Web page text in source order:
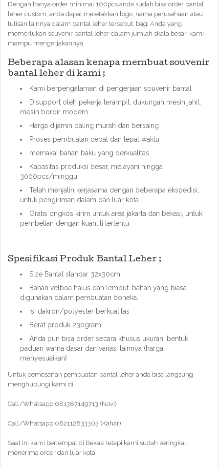
Dengan hanya order minimal 100pcs anda sudah bisa order bantal
leher custom, anda dapat meletakkan logo, nama perusahaan atau
tulisan lainnya dalam bantal leher tersebut. bagi Anda yang
memerlukan souvenir bantal leher dalam jumlah skala besar, kami
mampu mengerjakannya.
Beberapa alasan kenapa membuat souvenir
bantal leher di kami ;
Kami berpengalaman di pengerjaan souvenir bantal
Disupport oleh pekerja terampil, dukungan mesin jahit,
mesin bordir modern
Harga dijamin paling murah dan bersaing
Proses pembuatan cepat dan tepat waktu
memakai bahan baku yang berkualitas
Kapasitas produksi besar, melayani hingga
3000pcs/minggu
Telah menjalin kerjasama dengan beberapa ekspedisi,
untuk pengiriman dalam dan luar kota
Gratis ongkos kirim untuk area jakarta dan bekasi, untuk
pembelian dengan kuantiti tertentu.
Spesifikasi Produk Bantal Leher ;
Size Bantal standar 32x30cm,
Bahan velboa halus dan lembut. bahan yang biasa
digunakan dalam pembuatan boneka.
Isi dakron/polyester berkualitas
Berat produk 230gram
Anda pun bisa order secara khusus ukuran, bentuk,
paduan warna dasar dan variasi lainnya (harga
menyesuaikan)
Untuk pemesanan pembuatan bantal leher anda bisa langsung
menghubungi kami di
Call/Whatsapp 081387149713 (Novi)
Call/Whatsapp 082112833303 (Kahar)
Saat ini kami bertempat di Bekasi tetapi kami sudah seringkali
menerima order dari luar kota.